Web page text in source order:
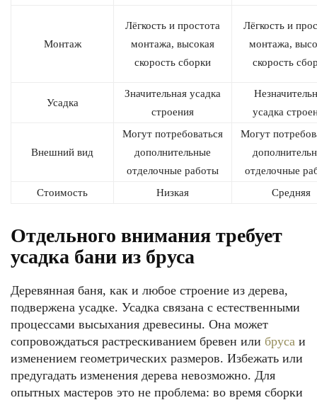
Монтаж
Лёгкость и простота
монтажа, высокая
скорость сборки
Лёгкость и
монтажа,
скорость
Усадка
Значительная усадка
строения
усадка
Внешний вид
Могут потребоваться
дополнительные
отделочные работы
Могут
отделочные
Стоимость
Низкая Средняя
Отдельного внимания требует
усадка бани из бруса
Деревянная баня, как и любое строение из дерева,
подвержена усадке. Усадка связана с естественными
процессами высыхания древесины. Она может
сопровождаться растрескиванием бревен или бруса и
изменением геометрических размеров. Избежать или
предугадать изменения дерева невозможно. Для
опытных мастеров это не проблема: во время сборки